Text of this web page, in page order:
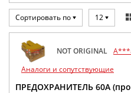
Сортировать по 12
NOT ORIGINAL
Аналоги и сопутствующие
ПРЕДОХРАНИТЕЛЬ 60A